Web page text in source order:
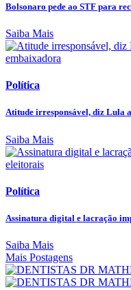
Bolsonaro pede ao STF para
Saiba Mais
Política
Atitude irresponsável, diz Lula
Saiba Mais
Política
Assinatura digital e lacração
Saiba Mais
Mais Postagens